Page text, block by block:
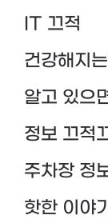
IT 끄적
건강해지
알고 있으
정보 끄적
주차장 정
핫한 이야기